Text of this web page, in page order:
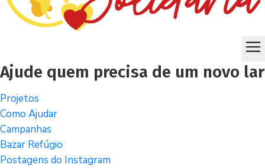
Ajude quem precisa de um novo lar
Projetos
Como Ajudar
Campanhas
Bazar Refúgio
Postagens do Instagram